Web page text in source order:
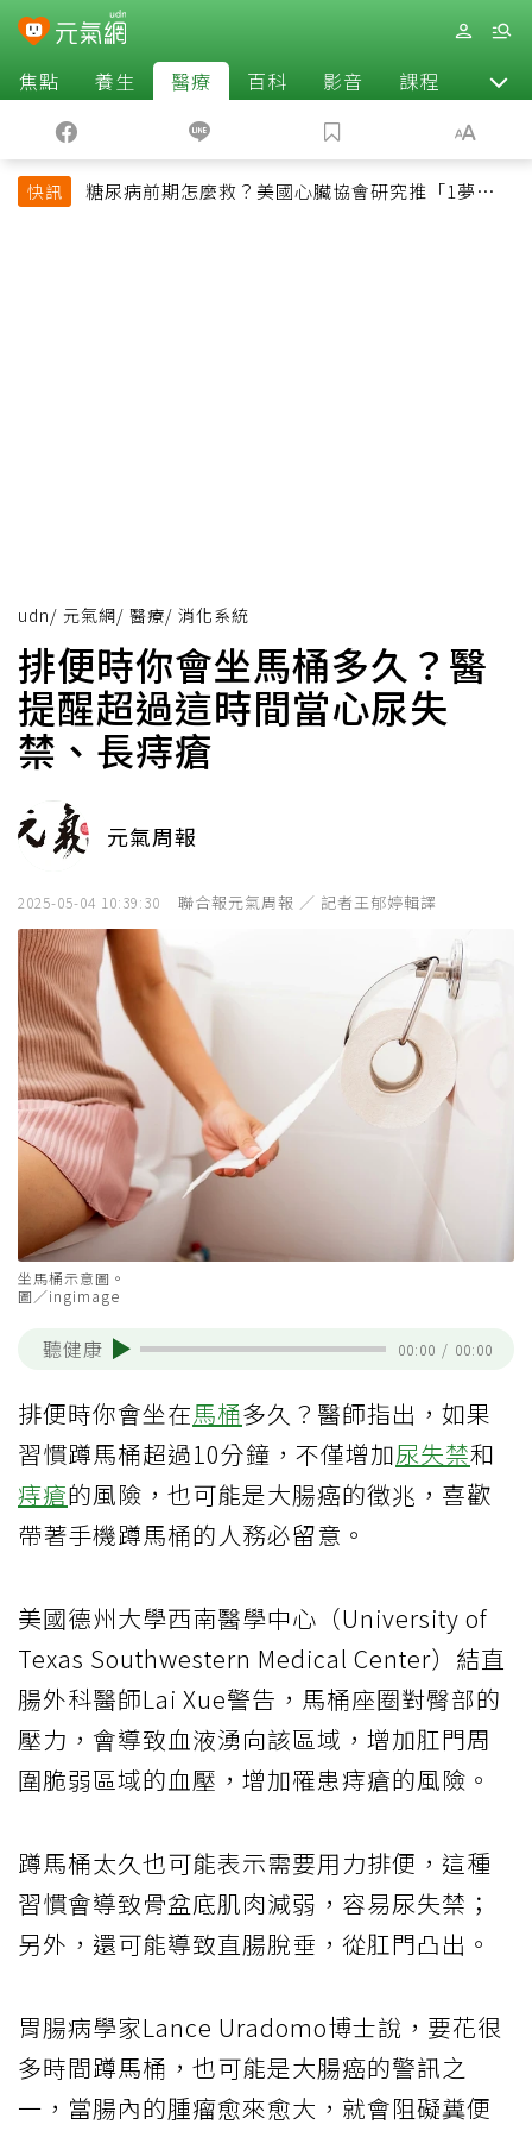
焦點 養生 醫療 百科 影音 課程 退休
快訊
糖尿病前期怎麼救？美國心臟協會研究推「1夢幻水
udn/ 元氣網/ 醫療/ 消化系統
排便時你會坐馬桶多久？醫
提醒超過這時間當心尿失
禁、長痔瘡
元氣周報
2025-05-04 10:39:30 聯合報元氣周報 ／ 記者王郁婷輯譯
坐馬桶示意圖。
圖／ingimage
聽健康 00:00 / 00:00
排便時你會坐在馬桶多久？醫師指出，如果
習慣蹲馬桶超過10分鐘，不僅增加尿失禁和
痔瘡的風險，也可能是大腸癌的徵兆，喜歡
帶著手機蹲馬桶的人務必留意。
美國德州大學西南醫學中心（University of
Texas Southwestern Medical Center）結直
腸外科醫師Lai Xue警告，馬桶座圈對臀部的
壓力，會導致血液湧向該區域，增加肛門周
圍脆弱區域的血壓，增加罹患痔瘡的風險。
蹲馬桶太久也可能表示需要用力排便，這種
習慣會導致骨盆底肌肉減弱，容易尿失禁；
另外，還可能導致直腸脫垂，從肛門凸出。
胃腸病學家Lance Uradomo博士說，要花很
多時間蹲馬桶，也可能是大腸癌的警訊之
一，當腸內的腫瘤愈來愈大，就會阻礙糞便